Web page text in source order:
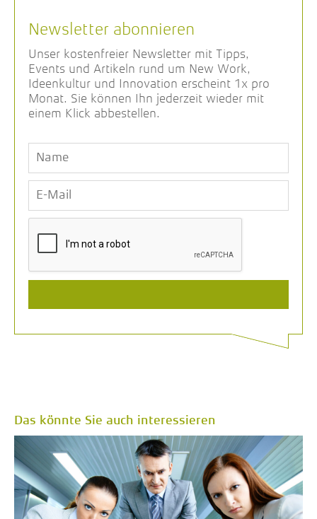
Newsletter abonnieren
Unser kostenfreier Newsletter mit Tipps,
Events und Artikeln rund um New Work,
Ideenkultur und Innovation erscheint 1x pro
Monat. Sie können Ihn jederzeit wieder mit
einem Klick abbestellen.
Das könnte Sie auch interessieren